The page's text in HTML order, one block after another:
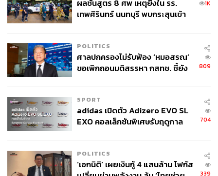
ผลชันสูตร 8 ศพ เหตุยิงใน รร.
เทพศิรินทร์ นนทบุรี พบกระสุนเข้า
1K
POLITICS
ศาลปกครองไม่รับฟ้อง ‘หมอสรณ’
ขอเพิกถอนมติสรรหา กสทช. ชี้ยัง
809
SPORT
adidas เปิดตัว Adizero EVO SL
EXO คอลเล็กชันพิเศษรับฤดูกาล
704
POLITICS
‘เอกนิติ’ เผยเงินกู้ 4 แสนล้าน โฟกัส
339